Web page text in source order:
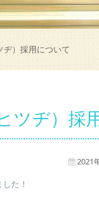
）採用について
ツヂ）採
2021
た！